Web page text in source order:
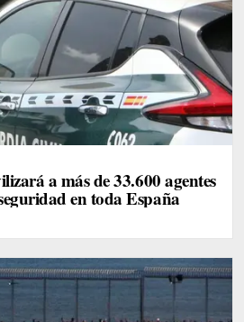
a más de 33.600 agentes
en toda España